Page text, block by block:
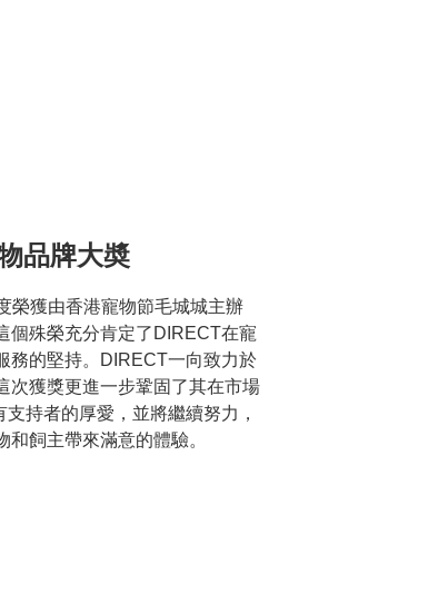
品牌大奬
榮獲由香港寵物節毛城城主辦
個殊榮充分肯定了DIRECT在寵
務的堅持。DIRECT一向致力於
次獲獎更進一步鞏固了其在市場
持者的厚愛，並將繼續努力，
飼主帶來滿意的體驗。